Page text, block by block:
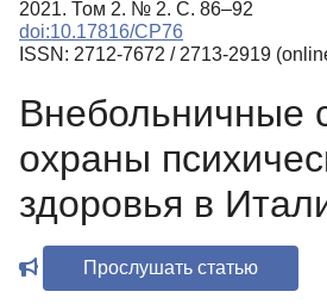
БАЗА ЗНАНИЙ
КЛЮЧЕВЫЕ
Регистрация
2021. Том 2. № 2. С. 86–92
doi:10.17816/CP76
ISSN: 2712-7672 / 2713-2919
Внебольничные
охраны
здоровья в
Прослушать статью